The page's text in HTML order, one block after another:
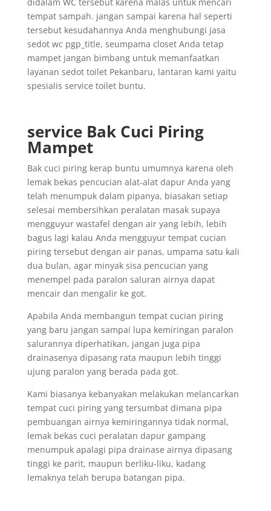
tempat sampah. jangan sampai karena hal seperti
tersebut kesudahannya Anda menghubungi jasa
sedot wc pgp_title, seumpama closet Anda tetap
mampet jangan bimbang untuk memanfaatkan
layanan sedot toilet Pekanbaru, lantaran kami yaitu
spesialis service toilet buntu.
service Bak Cuci Piring
Mampet
Bak cuci piring kerap buntu umumnya karena oleh
lemak bekas pencucian alat-alat dapur Anda yang
telah menumpuk dalam pipanya, biasakan setiap
selesai membersihkan peralatan masak supaya
mengguyur wastafel dengan air yang lebih, lebih
bagus lagi kalau Anda mengguyur tempat cucian
piring tersebut dengan air panas, umpama satu kali
dua bulan, agar minyak sisa pencucian yang
menempel pada paralon saluran airnya dapat
mencair dan mengalir ke got.
Apabila Anda membangun tempat cucian piring
yang baru jangan sampai lupa kemiringan paralon
salurannya diperhatikan, jangan juga pipa
drainasenya dipasang rata maupun lebih tinggi
ujung paralon yang berada pada got.
Kami biasanya kebanyakan melakukan melancarkan
tempat cuci piring yang tersumbat dimana pipa
pembuangan airnya kemiringannya tidak normal,
lemak bekas cuci peralatan dapur gampang
menumpuk apalagi pipa drainase airnya dipasang
tinggi ke parit, maupun berliku-liku, kadang
lemaknya telah berupa batangan pipa.